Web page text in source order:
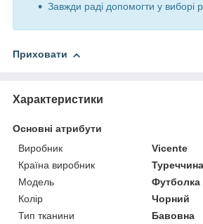
Завжди раді допомогти у виборі
Приховати
Характеристики
Основні атрибути
Виробник
Vicente
Країна виробник
Туреччина
Модель
Футболка
Колір
Чорний
Тип тканини
Бавовна